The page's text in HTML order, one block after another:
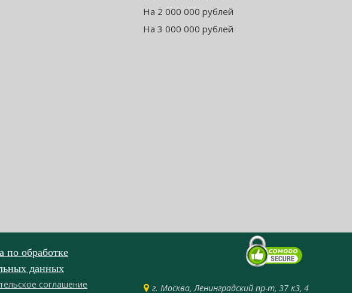
На 2 000 000 рублей
На 3 000 000 рублей
по обработке
данных
соглашение г. Москва, Ленинградский пр-т, 37 к3, 4